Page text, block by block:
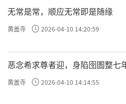
无常是常，顺应无常即是随缘
黄盖寺 2026-04-10 14:20:59
恶念希求尊者迎，身陷囹圄整七
黄盖寺 2026-04-10 14:14:55